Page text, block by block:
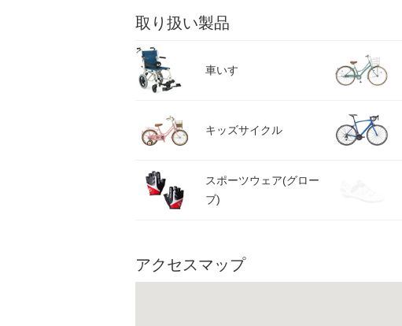
取り扱い製品
車いす
キッズサイクル
スポーツウェア(グロー
ブ)
アクセスマップ